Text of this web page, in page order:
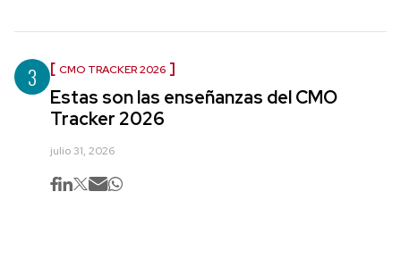
3 CMO TRACKER 2026
Estas son las enseñanzas del CMO
Tracker 2026
julio 31, 2026